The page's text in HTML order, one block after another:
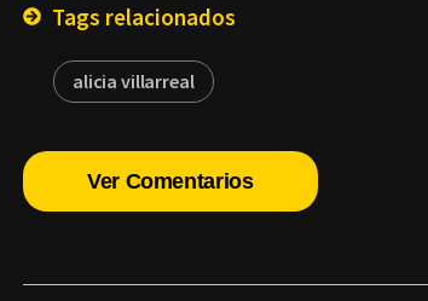
Tags relacionados
alicia villarreal
Ver Comentarios